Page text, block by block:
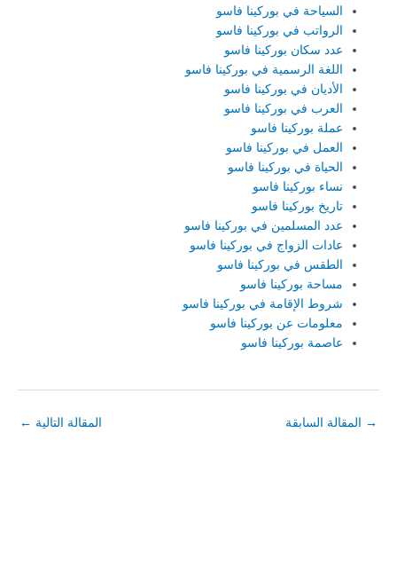
السياحة في بوركينا فاسو
الرواتب في بوركينا فاسو
عدد سكان بوركينا فاسو
اللغة الرسمية في بوركينا فاسو
الأديان في بوركينا فاسو
العرب في بوركينا فاسو
عملة بوركينا فاسو
العمل في بوركينا فاسو
الحياة في بوركينا فاسو
نساء بوركينا فاسو
تاريخ بوركينا فاسو
عدد المسلمين في بوركينا فاسو
عادات الزواج في بوركينا فاسو
الطقس في بوركينا فاسو
مساحة بوركينا فاسو
شروط الإقامة في بوركينا فاسو
معلومات عن بوركينا فاسو
عاصمة بوركينا فاسو
→ المقالة السابقة المقالة التالية ←